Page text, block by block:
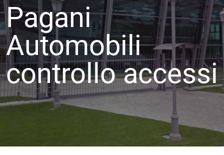
Pagani
Automobili
controllo accessi